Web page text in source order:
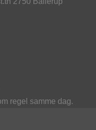
regel samme dag.